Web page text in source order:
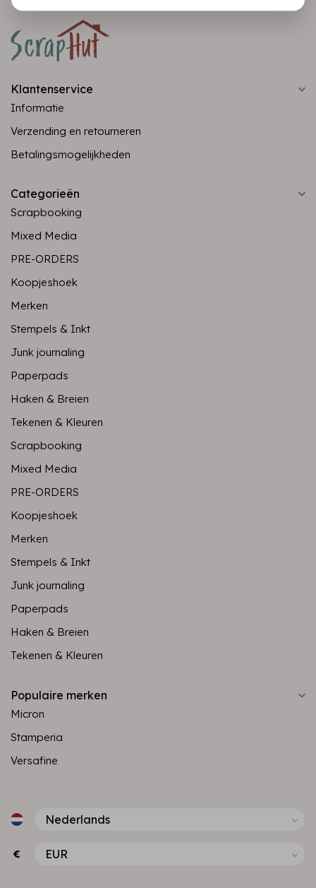
Klantenservice
Informatie
Verzending en retourneren
Betalingsmogelijkheden
Categorieën
Scrapbooking
Mixed Media
PRE-ORDERS
Koopjeshoek
Merken
Stempels & Inkt
Junk journaling
Paperpads
Haken & Breien
Tekenen & Kleuren
Scrapbooking
Mixed Media
PRE-ORDERS
Koopjeshoek
Merken
Stempels & Inkt
Junk journaling
Paperpads
Haken & Breien
Tekenen & Kleuren
Populaire merken
Micron
Stamperia
Versafine
€